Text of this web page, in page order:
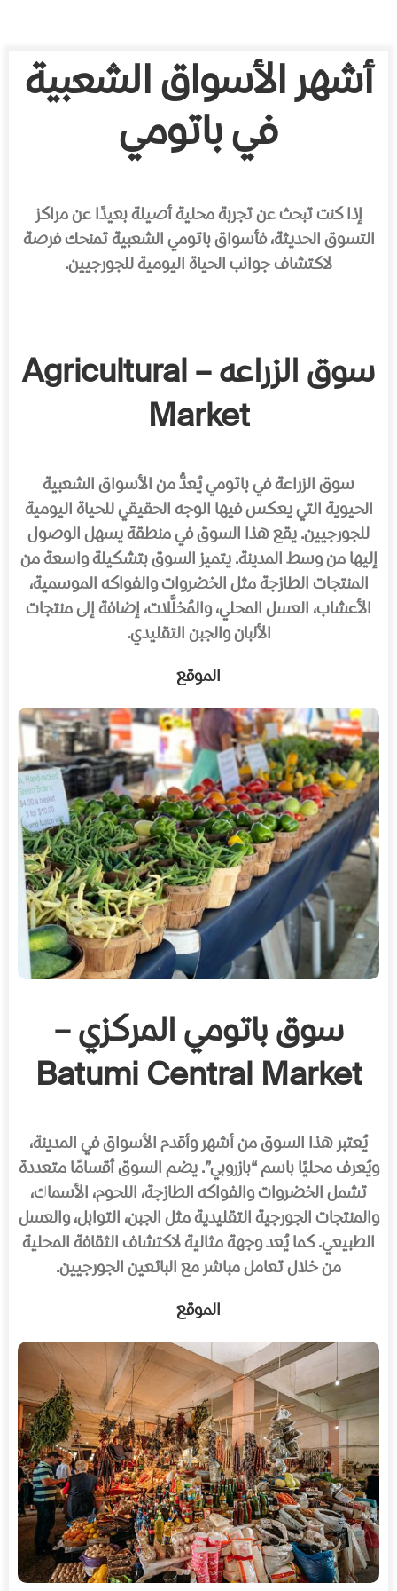
أشهر الأسواق الشعبية
في باتومي
إذا كنت تبحث عن تجربة محلية أصيلة بعيدًا عن مراكز
التسوق الحديثة، فأسواق باتومي الشعبية تمنحك فرصة
لاكتشاف جوانب الحياة اليومية للجورجيين.
سوق الزراعه – Agricultural
Market
سوق الزراعة في باتومي يُعدُّ من الأسواق الشعبية
الحيوية التي يعكس فيها الوجه الحقيقي للحياة اليومية
للجورجيين. يقع هذا السوق في منطقة يسهل الوصول
إليها من وسط المدينة. يتميز السوق بتشكيلة واسعة من
المنتجات الطازجة مثل الخضروات والفواكه الموسمية،
الأعشاب، العسل المحلي، والمُخلَّلات، إضافة إلى منتجات
الألبان والجبن التقليدي.
الموقع
سوق باتومي المركزي –
Batumi Central Market
يُعتبر هذا السوق من أشهر وأقدم الأسواق في المدينة،
ويُعرف محليًا باسم “بازروبي”. يضم السوق أقسامًا متعددة
تشمل الخضروات والفواكه الطازجة، اللحوم، الأسماك،
والمنتجات الجورجية التقليدية مثل الجبن، التوابل، والعسل
الطبيعي. كما يُعد وجهة مثالية لاكتشاف الثقافة المحلية
من خلال تعامل مباشر مع البائعين الجورجيين.
الموقع